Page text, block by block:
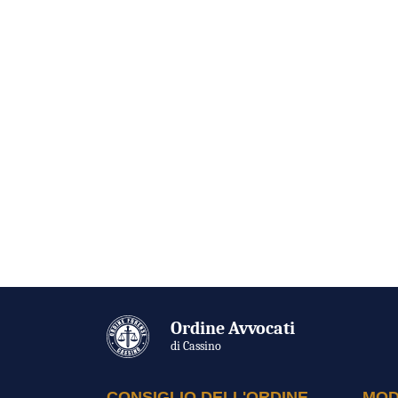
Ordine Avvocati
di Cassino